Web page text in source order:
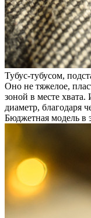
Тубус-тубусом,
Оно не тяжелое,
зоной в месте
диаметр, благодаря
Бюджетная модель в